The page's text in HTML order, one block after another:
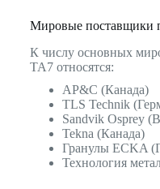
Мировые поставщики
К числу основных
TA7 относятся:
AP&C (Канада)
TLS Technik
Sandvik Osprey
Tekna (Канада)
Гранулы ECKA
Технология